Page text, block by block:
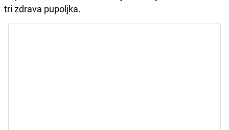
tri zdrava pupoljka.